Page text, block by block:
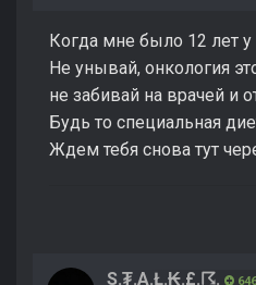
Когда мне было 12 лет
Не унывай, онкология
не забивай на врачей и
Будь то специальная
Ждем тебя снова тут
S.₮.A.Ł.₭.£.☈. 646